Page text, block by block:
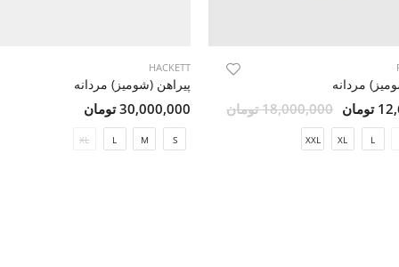
مردانه
18,000,000 تومان
L
XL
XXL
HACKETT
پیراهن (شومیز) مردانه
30,000,000 تومان
S
M
L
XL